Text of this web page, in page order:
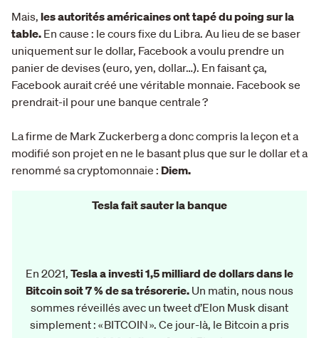
Mais, les autorités américaines ont tapé du poing sur la
table. En cause : le cours fixe du Libra. Au lieu de se baser
uniquement sur le dollar, Facebook a voulu prendre un
panier de devises (euro, yen, dollar…). En faisant ça,
Facebook aurait créé une véritable monnaie. Facebook se
prendrait-il pour une banque centrale ?
La firme de Mark Zuckerberg a donc compris la leçon et a
modifié son projet en ne le basant plus que sur le dollar et a
renommé sa cryptomonnaie : Diem.
Tesla fait sauter la banque
En 2021, Tesla a investi 1,5 milliard de dollars dans le
Bitcoin soit 7 % de sa trésorerie. Un matin, nous nous
sommes réveillés avec un tweet d’Elon Musk disant
simplement : « BITCOIN ». Ce jour-là, le Bitcoin a pris